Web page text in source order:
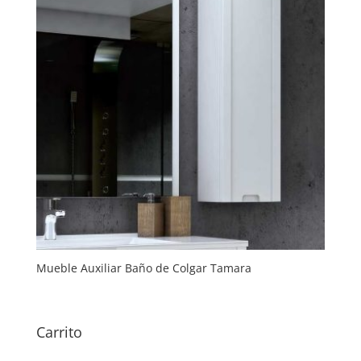
Mueble Auxiliar Baño de Colgar Tamara
Carrito